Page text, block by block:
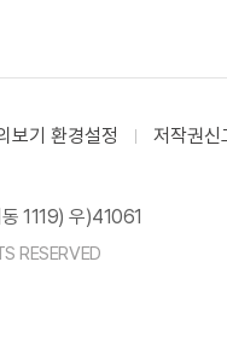
보기 환경설정 저작권신
1119) 우)41061
RESERVED